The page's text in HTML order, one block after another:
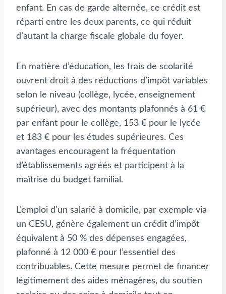
enfant. En cas de garde alternée, ce crédit est
réparti entre les deux parents, ce qui réduit
d’autant la charge fiscale globale du foyer.
En matière d’éducation, les frais de scolarité
ouvrent droit à des réductions d’impôt variables
selon le niveau (collège, lycée, enseignement
supérieur), avec des montants plafonnés à 61 €
par enfant pour le collège, 153 € pour le lycée
et 183 € pour les études supérieures. Ces
avantages encouragent la fréquentation
d’établissements agréés et participent à la
maîtrise du budget familial.
L’emploi d’un salarié à domicile, par exemple via
un CESU, génère également un crédit d’impôt
équivalent à 50 % des dépenses engagées,
plafonné à 12 000 € pour l’essentiel des
contribuables. Cette mesure permet de financer
légitimement des aides ménagères, du soutien